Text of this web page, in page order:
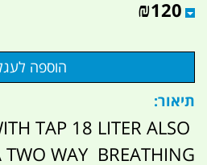
₪120
תיאור:
TAP 18 LITER ALSO
TWO WAY BREATHING